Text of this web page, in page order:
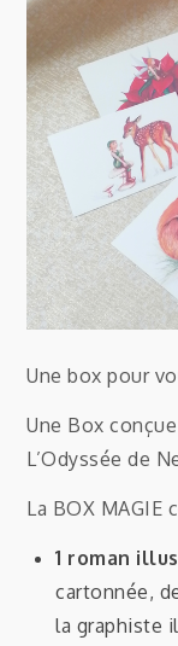
Une box pour
Une Box
L’Odyssée de
La BOX MAGIE
1 roman
cartonnée,
la graphiste